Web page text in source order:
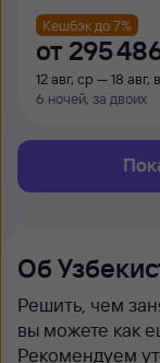
Кешбэк до 7%
от 295
12 авг, ср — 18 авг,
6 ночей, за двоих
Об
Решить, чем
вы можете как
Рекомендуем